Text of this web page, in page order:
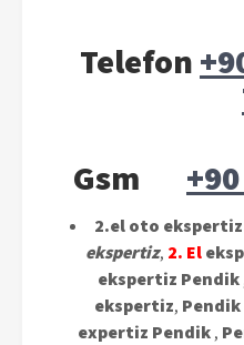
Telefon
Gsm
2.el oto
ekspertiz, 2. El
ekspertiz Pendik
ekspertiz,
expertiz Pendik,